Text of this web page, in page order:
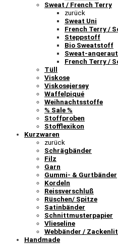
Sweat / French Terry
zurück
Sweat Uni
French Terry /
Steppstoff
Bio Sweatstoff
Sweat-
French Terry /
Tüll
Viskose
Viskosejersey
Waffelpiqué
Weihnachtsstoffe
% Sale %
Stoffproben
Stofflexikon
Kurzwaren
zurück
Schrägbänder
Filz
Garn
Gummi- & Gurtbänder
Kordeln
Reissverschluß
Rüschen/ Spitze
Satinbänder
Schnittmusterpapier
Vlieseline
Webbänder /
Handmade